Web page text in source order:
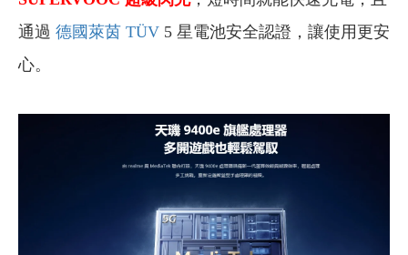
通過 德國萊茵 TÜV 5 星電池安全認證，讓使用更安
心。